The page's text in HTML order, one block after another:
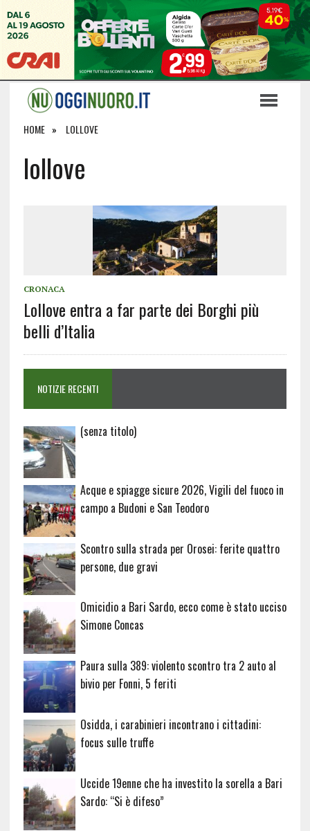
HOME LOLLOVE
lollove
CRONACA
Lollove entra a far parte dei Borghi più
belli d’Italia
NOTIZIE RECENTI
(senza titolo)Articolo
Acque e spiagge sicure 2026, Vigili del fuoco in
campo a Budoni e San Teodoro
Scontro sulla strada per Orosei: ferite quattro
persone, due gravi
Omicidio a Bari Sardo, ecco come è stato ucciso
Simone Concas
Paura sulla 389: violento scontro tra 2 auto al
bivio per Fonni, 5 feriti
Osidda, i carabinieri incontrano i cittadini:
focus sulle truffe
Uccide 19enne che ha investito la sorella a Bari
Sardo: “Si è difeso”